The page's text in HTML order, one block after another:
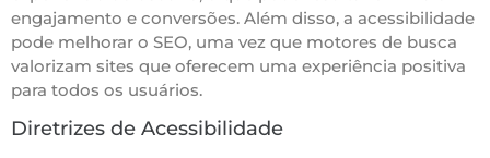
engajamento e conversões. Além disso, a acessibilidade
pode melhorar o SEO, uma vez que motores de busca
valorizam sites que oferecem uma experiência positiva
para todos os usuários.
Diretrizes de Acessibilidade